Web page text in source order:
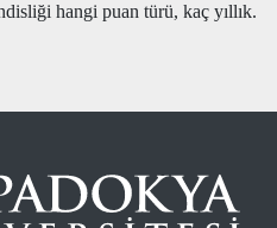
hangi puan türü, kaç yıllık.